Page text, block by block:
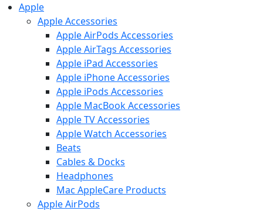
Apple
Apple Accessories
Apple AirPods Accessories
Apple AirTags Accessories
Apple iPad Accessories
Apple iPhone Accessories
Apple iPods Accessories
Apple MacBook Accessories
Apple TV Accessories
Apple Watch Accessories
Beats
Cables & Docks
Headphones
Mac AppleCare Products
Apple AirPods